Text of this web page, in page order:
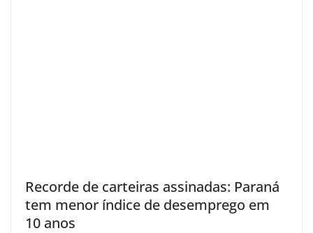
Recorde de carteiras assinadas: Paraná
tem menor índice de desemprego em
10 anos